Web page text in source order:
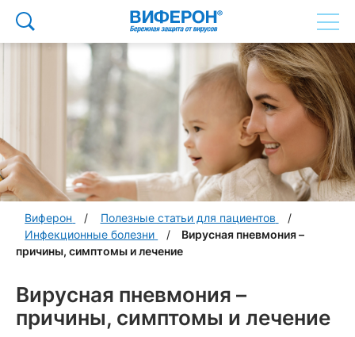
Виферон
Полезные статьи для пациентов
Инфекционные болезни
Вирусная пневмония –
причины, симптомы и лечение
Вирусная пневмония –
причины, симптомы и лечение